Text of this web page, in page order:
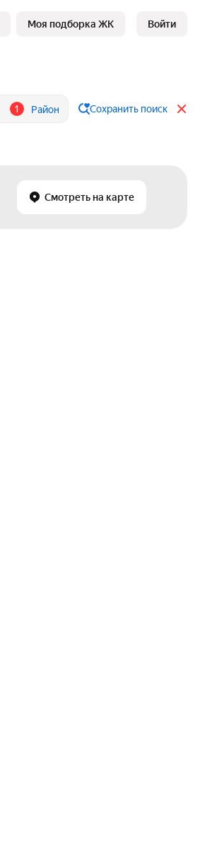
Моя подборка ЖК Войти
1 Район Сохранить поиск
Смотреть на карте